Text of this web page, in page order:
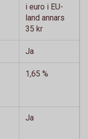
i euro i EU-
land annars
35 kr
Ja
1,65 %
Ja